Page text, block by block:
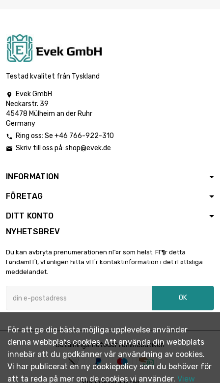
Testad kvalitet från Tyskland

Evek GmbH
Neckarstr. 39
45478 Mülheim an der Ruhr
Germany
 Ring oss: Se +46 766-922-310
 Skriv till oss på: shop@evek.de
INFORMATION
FÖRETAG
DITT KONTO
NYHETSBREV
Du kan avbryta prenumerationen nГ¤r som helst. FГ¶r detta
Г¤ndamГҐl, vГ¤nligen hitta vГҐr kontaktinformation i det rГ¤ttsliga
meddelandet.
OK
Betalningsmetoder i onlinebutiken
För att ge dig bästa möjliga upplevelse använder
denna webbplats cookies. Att använda din webbplats
innebär att du godkänner vår användning av cookies.
Vi har publicerat en ny cookiepolicy som du behöver för
att ta reda på mer om de cookies vi använder. View